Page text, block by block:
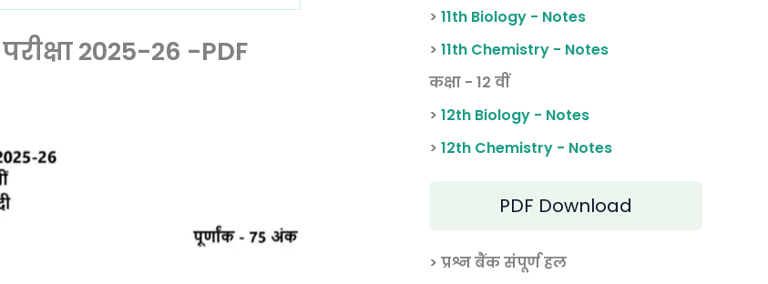
2025-26 -PDF
> 11th Biology - Notes
> 11th Chemistry - Notes
कक्षा - 12 वीं
> 12th Biology - Notes
> 12th Chemistry - Notes
PDF Download
> प्रश्न बैंक संपूर्ण हल